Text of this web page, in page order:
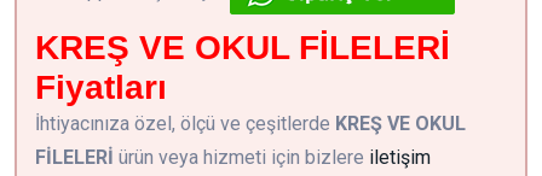
KREŞ VE OKUL FİLELERİ
Fiyatları
İhtiyacınıza özel, ölçü ve çeşitlerde KREŞ VE OKUL
FİLELERİ ürün veya hizmeti için bizlere iletişim